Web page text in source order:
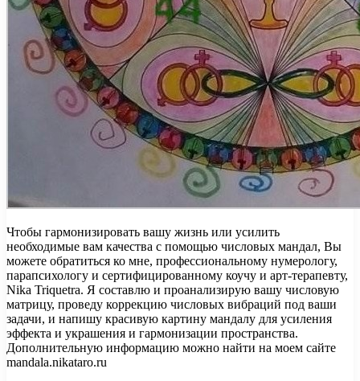
Чтобы гармонизировать вашу жизнь или усилить
необходимые вам качества с помощью числовых мандал, Вы
можете обратиться ко мне, профессиональному нумерологу,
парапсихологу и сертифицированному коучу и арт-терапевту,
Nika Triquetra. Я составлю и проанализирую вашу числовую
матрицу, проведу коррекцию числовых вибраций под ваши
задачи, и напишу красивую картину мандалу для усиления
эффекта и украшения и гармонизации пространства.
Дополнительную информацию можно найти на моем сайте
mandala.nikataro.ru